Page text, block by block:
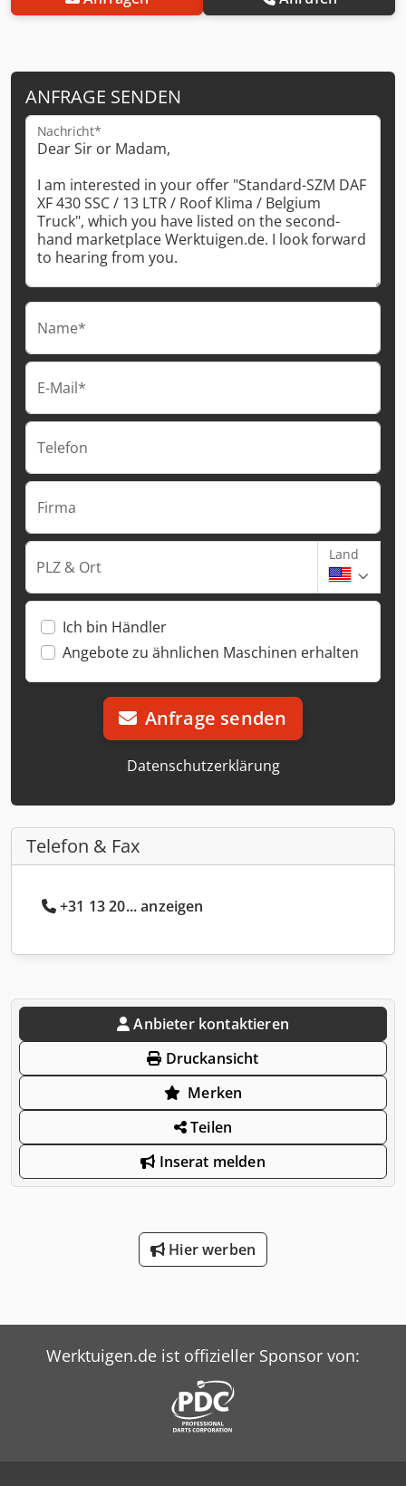
ANFRAGE SENDEN
Nachricht*
Name*
E-Mail*
Telefon
Firma
PLZ & Ort
Land
Ich bin Händler
Angebote zu ähnlichen Maschinen erhalten
Anfrage senden
Datenschutzerklärung
Telefon & Fax
+31 13 20... anzeigen
Anbieter kontaktieren
Druckansicht
Merken
Teilen
Inserat melden
Hier werben
Werktuigen.de ist offizieller Sponsor von: